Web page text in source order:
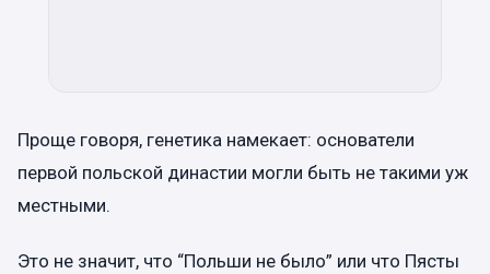
Проще говоря, генетика намекает: основатели
первой польской династии могли быть не такими уж
местными.
Это не значит, что “Польши не было” или что Пясты